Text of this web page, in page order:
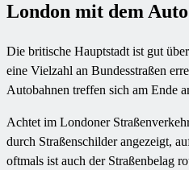
London mit dem
Die britische Hauptstadt ist gut
eine Vielzahl an Bundesstraßen
Autobahnen treffen sich am Ende
Achtet im Londoner
durch Straßenschilder angezeigt,
oftmals ist auch der Straßenbelag